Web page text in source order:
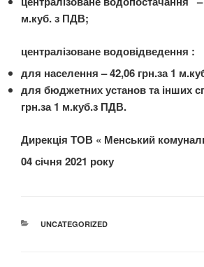
м.куб. з ПДВ;
централізоване водовідведення :
для населення – 42,06 грн.за 1
для бюджетних установ та інших
грн.за 1 м.куб.з ПДВ.
Дирекція ТОВ « Менський
04 січня 2021 року
КАТЕГОРІЇ
UNCATEGORIZED